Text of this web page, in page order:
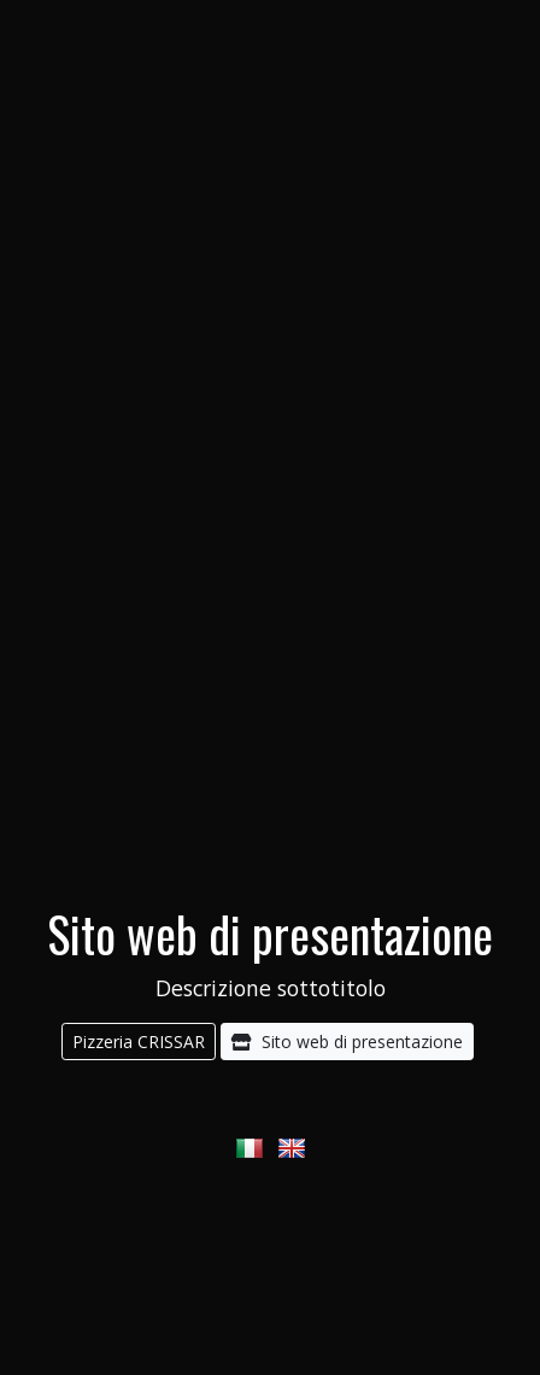
Sito web di presentazione
Descrizione sottotitolo
Pizzeria CRISSAR Sito web di presentazione